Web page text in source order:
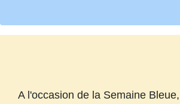
A l'occasion de la Semaine